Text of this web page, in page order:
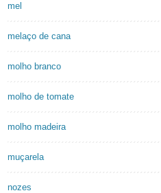
mel
melaço de cana
molho branco
molho de tomate
molho madeira
muçarela
nozes